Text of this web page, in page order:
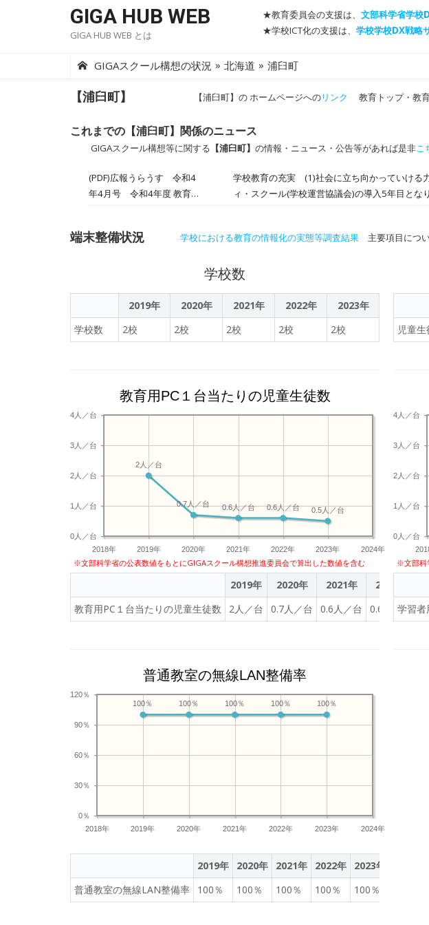
GIGA HUB WEB
GIGA HUB WEB とは
★教育委員会の支援は、 文部科学省学校
★学校ICT化の支援は、 学校学校DX戦略
GIGAスクール構想の状況 » 北海道 » 浦臼町
【浦臼町】 【浦臼町】の ホームページへのリンク 教育トップ・教
これまでの【浦臼町】関係のニュース
GIGAスクール構想等に関する 【浦臼町】 の情報・ニュース・公告等があれば是非こ
(PDF)広報うらうす 令和4
年4月号 令和4年度 教育
学校教育の充実 (1)社会に立ち向かっていけ
ィ・スクール(学校運営協議会)の導入5年目と
します。また、就学援助制度、高等学校通学等
ます。北海道では端末の整備については私費負
識を育む取組の推進に努めます。・教育課程に
統文化を尊重、ふるさとを大切にする心を育み
り明確にしながら、よりよい学校教育を通じて
す。小学校においては、学びの基礎、基本が重
最適な学びの支援を続けます。また、グローバ
電子ドリル学習と各種教育支援が可能な学習ク
教育の指導体制の充実、少人数によるきめ細か
端末整備状況 学校における教育の情報化の実態等調査結果 主要項目につ
学校数
2019年 2020年 2021年 2022年
2023年
学校数
2校 2校 2校 2校 2校
児童生
教育用PC１台当たりの児童生徒数
2018年 2019年 2020年 2021年 2022年 2023年 2024年
0人／台
1人／台
2人／台
3人／台
4人／台
0.5人／台
0.6人／台
0.6人／台
0.7人／台
2人／台
※文部科学省の公表数値をもとにGIGAスクール構想推進委員会で算出した数値を含む
2019年 2020年 2021年 2022年
教育用PC１台当たりの児童生徒数
2人／台 0.7人／台 0.6人／台 0.6人／台
0人／台
1人／台
2人／台
3人／台
4人／台
※文部科
学習者
普通教室の無線LAN整備率
2018年 2019年 2020年 2021年 2022年 2023年 2024年
0％
30％
60％
90％
120％
100％
100％
100％
100％
100％
2019年 2020年 2021年 2022年
2023年
普通教室の無線LAN整備率
100％ 100％ 100％ 100％ 100％